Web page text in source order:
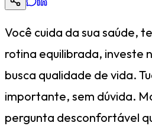
Você cuida da sua saúde,
rotina equilibrada, investe
busca qualidade de vida.
importante, sem dúvida.
pergunta desconfortável